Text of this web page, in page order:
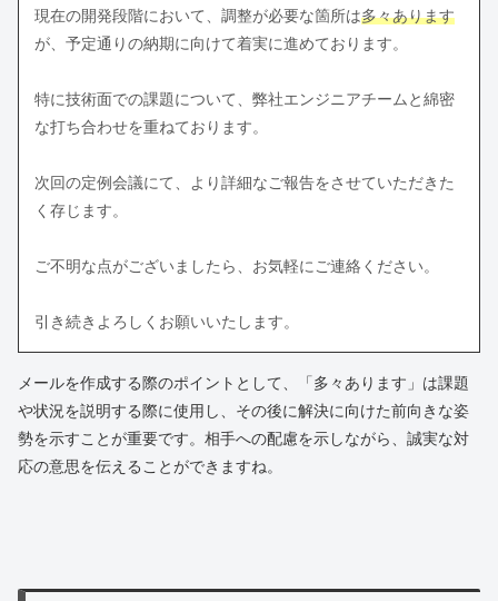
現在の開発段階において、調整が必要な箇所は多々あります
が、予定通りの納期に向けて着実に進めております。
特に技術面での課題について、弊社エンジニアチームと綿密
な打ち合わせを重ねております。
次回の定例会議にて、より詳細なご報告をさせていただきた
く存じます。
ご不明な点がございましたら、お気軽にご連絡ください。
引き続きよろしくお願いいたします。
メールを作成する際のポイントとして、「多々あります」は課題
や状況を説明する際に使用し、その後に解決に向けた前向きな姿
勢を示すことが重要です。相手への配慮を示しながら、誠実な対
応の意思を伝えることができますね。